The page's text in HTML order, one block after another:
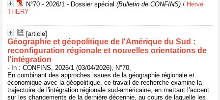
N°70 - 2026/1 - Dossier spécial (Bulletin de CONFINS) / Hervé
THERY
[article]
Géographie et géopolitique de l'Amérique du Sud :
reconfiguration régionale et nouvelles orientations de
l'intégration
- In : CONFINS, 2026/1 (03/04/2026), N°70,
En combinant des approches issues de la géographie régionale et
économique avec la géopolitique, ce travail de recherche examine la
trajectoire de l'intégration régionale sud-américaine, en mettant l’accent
sur les changements de la dernière décennie, au cours de laquelle les